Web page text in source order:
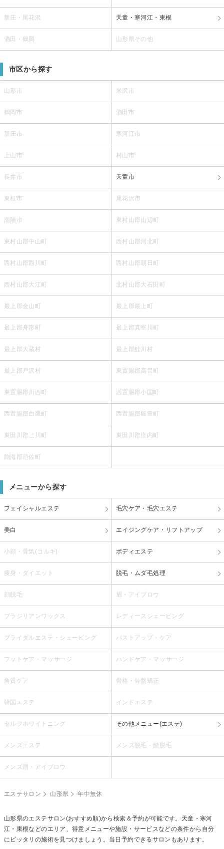
新庄・尾花沢 天童・寒河江・東根
酒田・鶴岡 山形県その他
市区から探す
山形市 米沢市
鶴岡市 酒田市
新庄市 寒河江市
上山市 村山市
長井市 天童市
東根市 尾花沢市
南陽市 東村山郡山辺町
東村山郡中山町 西村山郡河北町
西村山郡西川町 西村山郡朝日町
西村山郡大江町 北村山郡大石田町
最上郡金山町 最上郡最上町
最上郡舟形町 最上郡真室川町
最上郡大蔵村 最上郡鮭川村
最上郡戸沢村 東置賜郡高畠町
東置賜郡川西町 西置賜郡小国町
西置賜郡白鷹町 西置賜郡飯豊町
東田川郡三川町 東田川郡庄内町
飽海郡遊佐町
メニューから探す
フェイシャルエステ 毛穴ケア・毛穴エステ
美白 エイジングケア・リフトアップ
小顔・骨気(コルギ) ボディエステ
痩身・ダイエット 脱毛・ムダ毛処理
顔脱毛 眉・アイブロウ
ブラジリアンワックス レディースシェービング
ブライダルエステ・シェービング バストアップ・ケア
フットケア・マッサージ ハンドケア・マッサージ
角質ケア 骨格・骨盤矯正
韓国エステ インドエステ
セルフホワイトニング その他メニュー(エステ)
メンズエステ メンズ脱毛・髭脱毛
メンズ眉・アイブロウ
エステサロン 山形県 年中無休
山形県のエステサロン(おすすめ順)から検索＆予約が可能です。天童・寒河
江・東根などのエリア、得意メニューや施設・サービスなどの条件から自分
にピッタリの施術を見つけましょう。当日予約できるサロンもあります。